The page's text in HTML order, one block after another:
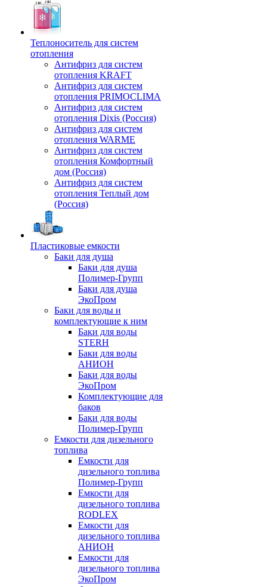
Теплоноситель для систем
отопления
Антифриз для систем
отопления KRAFT
Антифриз для систем
отопления PRIMOCLIMA
Антифриз для систем
отопления Dixis (Россия)
Антифриз для систем
отопления WARME
Антифриз для систем
отопления Комфортный
дом (Россия)
Антифриз для систем
отопления Теплый дом
(Россия)
Пластиковые емкости
Баки для душа
Баки для душа
Полимер-Групп
Баки для душа
ЭкоПром
Баки для воды и
комплектующие к ним
Баки для воды
STERH
Баки для воды
АНИОН
Баки для воды
ЭкоПром
Комплектующие для
баков
Баки для воды
Полимер-Групп
Емкости для дизельного
топлива
Емкости для
дизельного топлива
Полимер-Групп
Емкости для
дизельного топлива
RODLEX
Емкости для
дизельного топлива
АНИОН
Емкости для
дизельного топлива
ЭкоПром